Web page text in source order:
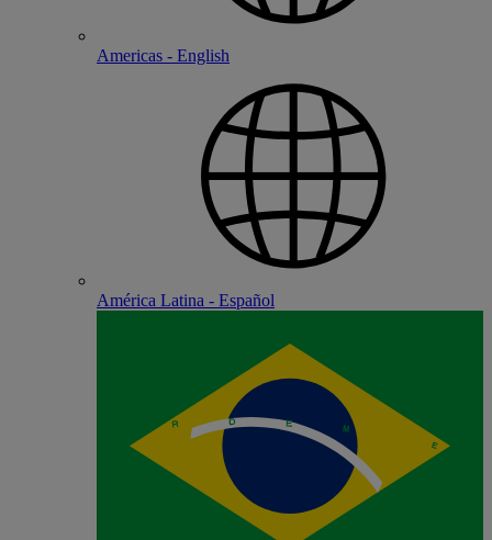
Americas - English
América Latina - Español